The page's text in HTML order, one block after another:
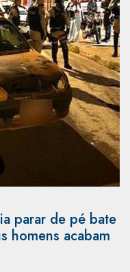
parar de pé bate
homens acabam